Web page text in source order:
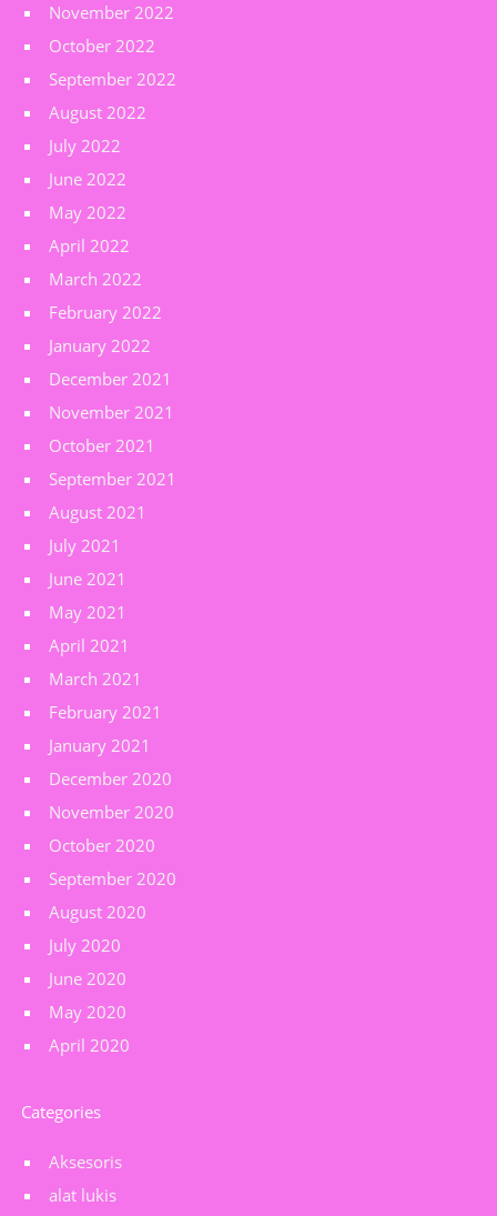
November 2022
October 2022
September 2022
August 2022
July 2022
June 2022
May 2022
April 2022
March 2022
February 2022
January 2022
December 2021
November 2021
October 2021
September 2021
August 2021
July 2021
June 2021
May 2021
April 2021
March 2021
February 2021
January 2021
December 2020
November 2020
October 2020
September 2020
August 2020
July 2020
June 2020
May 2020
April 2020
Categories
Aksesoris
alat lukis